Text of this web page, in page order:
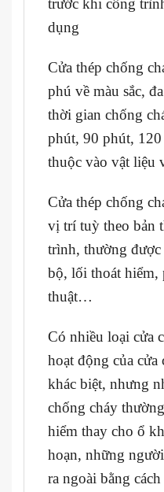
trước khi công
dụng
Cửa thép chống
phú về màu sắc,
thời gian chống
phút, 90 phút,
thuộc vào vật liệu
Cửa thép chống
vị trí tuỳ theo bản
trình, thường được
bộ, lối thoát
thuật…
Có nhiều loại cửa
hoạt động của
khác biệt, nhưng
chống cháy
hiểm thay cho ổ
hoạn, những
ra ngoài bằng